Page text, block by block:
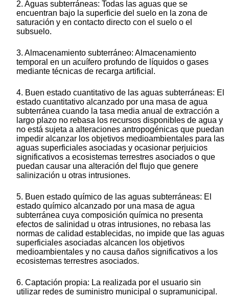
2. Aguas subterráneas: Todas las aguas que se
encuentran bajo la superficie del suelo en la zona de
saturación y en contacto directo con el suelo o el
subsuelo.
3. Almacenamiento subterráneo: Almacenamiento
temporal en un acuífero profundo de líquidos o gases
mediante técnicas de recarga artificial.
4. Buen estado cuantitativo de las aguas subterráneas: El
estado cuantitativo alcanzado por una masa de agua
subterránea cuando la tasa media anual de extracción a
largo plazo no rebasa los recursos disponibles de agua y
no está sujeta a alteraciones antropogénicas que puedan
impedir alcanzar los objetivos medioambientales para las
aguas superficiales asociadas y ocasionar perjuicios
significativos a ecosistemas terrestres asociados o que
puedan causar una alteración del flujo que genere
salinización u otras intrusiones.
5. Buen estado químico de las aguas subterráneas: El
estado químico alcanzado por una masa de agua
subterránea cuya composición química no presenta
efectos de salinidad u otras intrusiones, no rebasa las
normas de calidad establecidas, no impide que las aguas
superficiales asociadas alcancen los objetivos
medioambientales y no causa daños significativos a los
ecosistemas terrestres asociados.
6. Captación propia: La realizada por el usuario sin
utilizar redes de suministro municipal o supramunicipal.